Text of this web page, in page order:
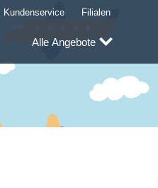
Kundenservice Filialen
Alle Angebote